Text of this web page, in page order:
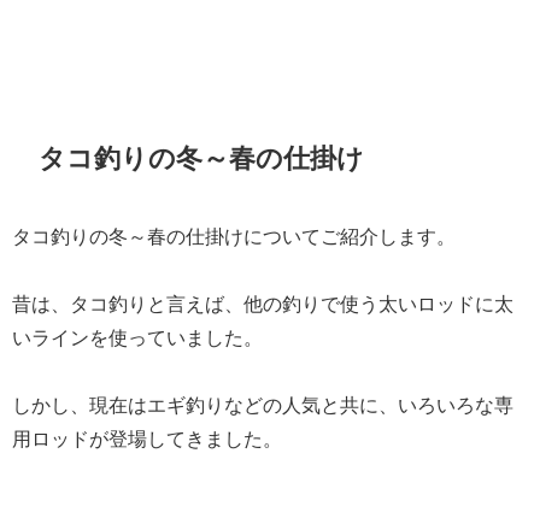
タコ釣りの冬～春の仕掛け
タコ釣りの冬～春の仕掛けについてご紹介します。
昔は、タコ釣りと言えば、他の釣りで使う太いロッドに太
いラインを使っていました。
しかし、現在はエギ釣りなどの人気と共に、いろいろな専
用ロッドが登場してきました。